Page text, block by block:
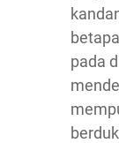
pada